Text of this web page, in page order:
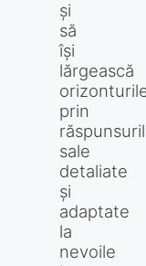
și
să
își
lărgească
prin
sale
detaliate
și
adaptate
la
nevoile